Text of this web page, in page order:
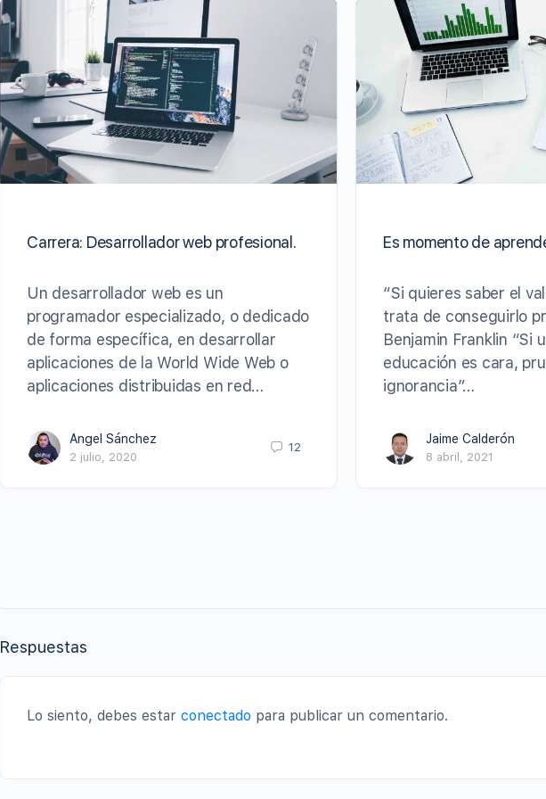
Carrera: Desarrollador web profesional.
Un desarrollador web es un
programador especializado, o dedicado
de forma específica, en desarrollar
aplicaciones de la World Wide Web o
aplicaciones distribuidas en red…
Angel Sánchez
2 julio, 2020
12
Es momento de
“Si quieres saber el
trata de conseguirlo
Benjamin Franklin “Si
educación es cara,
ignorancia”…
Jaime Calderón
8 abril, 2021
Respuestas
Lo siento, debes estar conectado para publicar un comentario.